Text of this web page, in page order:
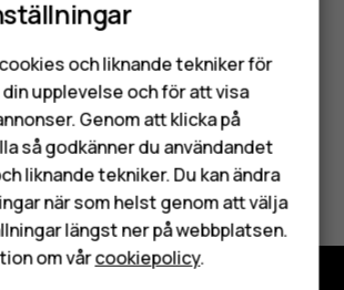
M
och liknande tekniker för
upplevelse och för att visa
Genom att klicka på
så godkänner du användandet
liknande tekniker. Du kan ändra
när som helst genom att välja
längst ner på webbplatsen.
om vårcookiepolicy.